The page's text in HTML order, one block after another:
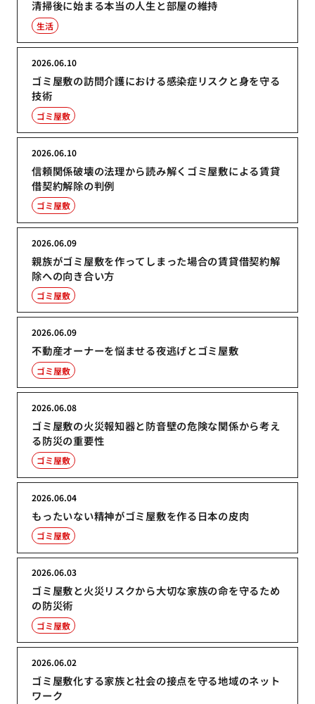
清掃後に始まる本当の人生と部屋の維持
生活
ゴミ屋敷の訪問介護における感染症リスクと身を守る
技術
2026.06.10
ゴミ屋敷
信頼関係破壊の法理から読み解くゴミ屋敷による賃貸
借契約解除の判例
2026.06.10
ゴミ屋敷
親族がゴミ屋敷を作ってしまった場合の賃貸借契約解
除への向き合い方
2026.06.09
ゴミ屋敷
不動産オーナーを悩ませる夜逃げとゴミ屋敷
2026.06.09
ゴミ屋敷
ゴミ屋敷の火災報知器と防音壁の危険な関係から考え
る防災の重要性
2026.06.08
ゴミ屋敷
もったいない精神がゴミ屋敷を作る日本の皮肉
2026.06.04
ゴミ屋敷
ゴミ屋敷と火災リスクから大切な家族の命を守るため
の防災術
2026.06.03
ゴミ屋敷
ゴミ屋敷化する家族と社会の接点を守る地域のネット
ワーク
2026.06.02